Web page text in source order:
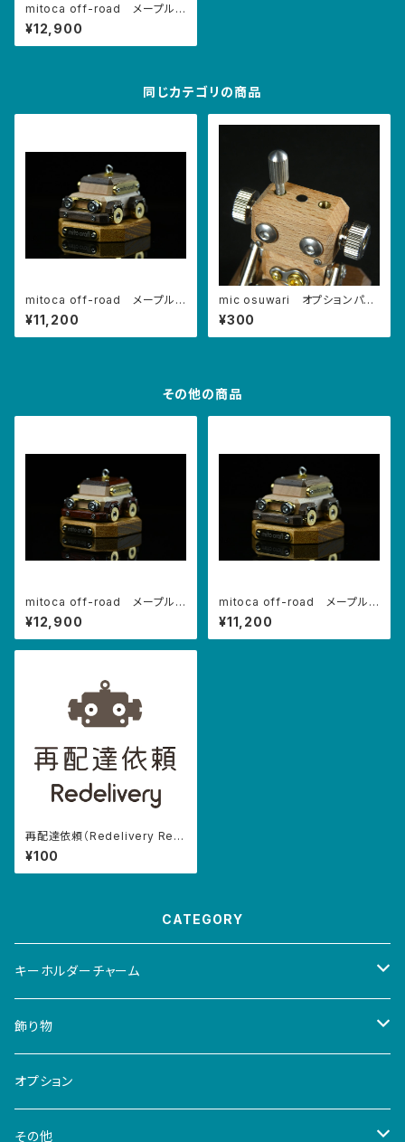
mitoca off-road メープル×
パドウク（5周年アニバーサリー
モデル）
¥12,900
同じカテゴリの商品
mitoca off-road メープル×
ウォルナット
¥11,200
mic osuwari オプションパー
ツ
¥300
その他の商品
mitoca off-road メープル×
パドウク（5周年アニバーサリー
モデル）
¥12,900
mitoca off-road メープル×
ウォルナット
¥11,200
再配達依頼（Redelivery Req
uest）
¥100
CATEGORY
キーホルダーチャーム
ロボット
classic
mini
カメラ
ミニカー
飾り物
artifact
osuwari
オプション
その他